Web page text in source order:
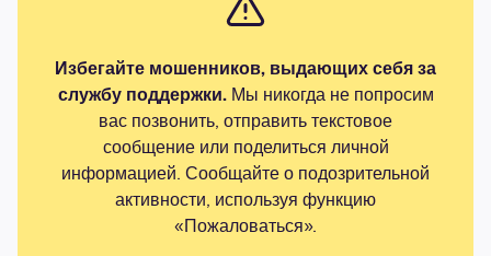
Избегайте мошенников, выдающих себя за
службу поддержки.Мы никогда не попросим
вас позвонить, отправить текстовое
сообщение или поделиться личной
информацией. Сообщайте о подозрительной
активности, используя функцию
«Пожаловаться».